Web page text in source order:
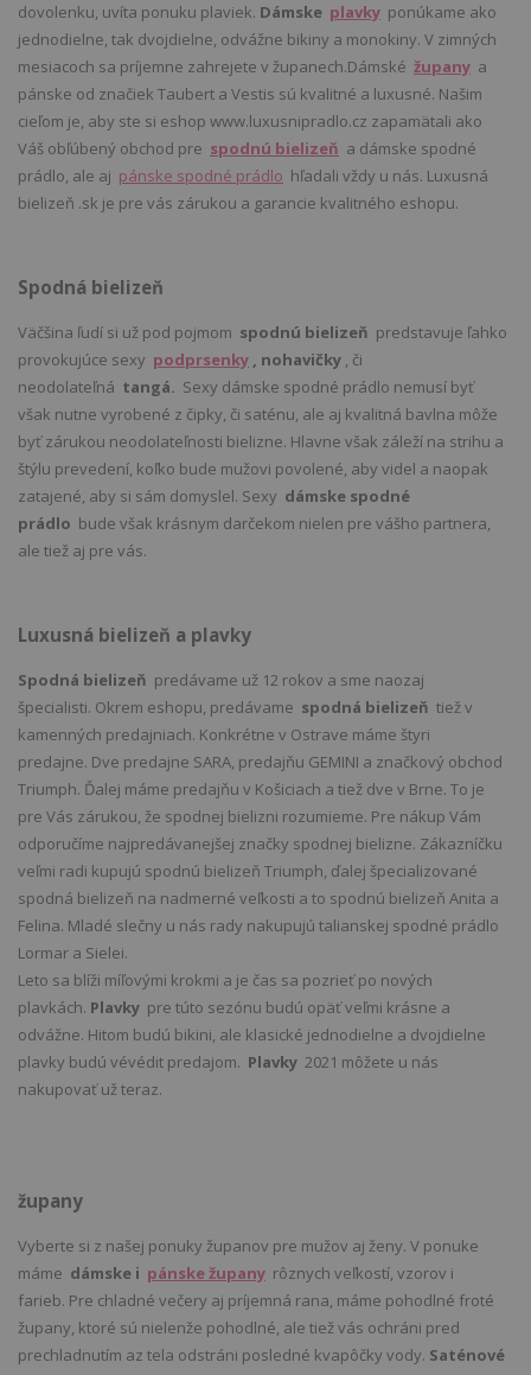
dovolenku, uvíta ponuku plaviek. Dámske plavky ponúkame ako
jednodielne, tak dvojdielne, odvážne bikiny a monokiny. V zimných
mesiacoch sa príjemne zahrejete v županech.Dámské župany a
pánske od značiek Taubert a Vestis sú kvalitné a luxusné. Našim
cieľom je, aby ste si eshop www.luxusnipradlo.cz zapamätali ako
Váš obľúbený obchod pre spodnú bielizeň a dámske spodné
prádlo, ale aj pánske spodné prádlo hľadali vždy u nás. Luxusná
bielizeň .sk je pre vás zárukou a garancie kvalitného eshopu.
Spodná bielizeň
Väčšina ľudí si už pod pojmom spodnú bielizeň predstavuje ľahko
provokujúce sexy podprsenky , nohavičky , či
neodolateľná tangá. Sexy dámske spodné prádlo nemusí byť
však nutne vyrobené z čipky, či saténu, ale aj kvalitná bavlna môže
byť zárukou neodolateľnosti bielizne. Hlavne však záleží na strihu a
štýlu prevedení, koľko bude mužovi povolené, aby videl a naopak
zatajené, aby si sám domyslel. Sexy dámske spodné
prádlo bude však krásnym darčekom nielen pre vášho partnera,
ale tiež aj pre vás.
Luxusná bielizeň a plavky
Spodná bielizeň predávame už 12 rokov a sme naozaj
špecialisti. Okrem eshopu, predávame spodná bielizeň tiež v
kamenných predajniach. Konkrétne v Ostrave máme štyri
predajne. Dve predajne SARA, predajňu GEMINI a značkový obchod
Triumph. Ďalej máme predajňu v Košiciach a tiež dve v Brne. To je
pre Vás zárukou, že spodnej bielizni rozumieme. Pre nákup Vám
odporučíme najpredávanejšej značky spodnej bielizne. Zákazníčku
veľmi radi kupujú spodnú bielizeň Triumph, ďalej špecializované
spodná bielizeň na nadmerné veľkosti a to spodnú bielizeň Anita a
Felina. Mladé slečny u nás rady nakupujú talianskej spodné prádlo
Lormar a Sielei.
Leto sa blíži míľovými krokmi a je čas sa pozrieť po nových
plavkách. Plavky pre túto sezónu budú opäť veľmi krásne a
odvážne. Hitom budú bikini, ale klasické jednodielne a dvojdielne
plavky budú vévédit predajom. Plavky 2021 môžete u nás
nakupovať už teraz.
župany
Vyberte si z našej ponuky županov pre mužov aj ženy. V ponuke
máme dámske i pánske župany rôznych veľkostí, vzorov i
farieb. Pre chladné večery aj príjemná rana, máme pohodlné froté
župany, ktoré sú nielenže pohodlné, ale tiež vás ochráni pred
prechladnutím az tela odstráni posledné kvapôčky vody. Saténové